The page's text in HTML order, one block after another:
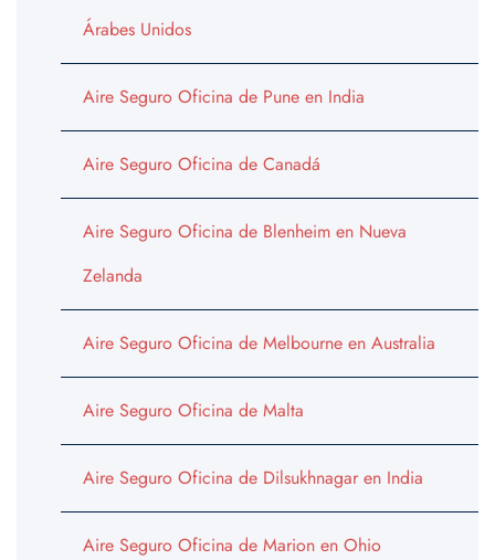
Árabes Unidos
Aire Seguro Oficina de Pune en India
Aire Seguro Oficina de Canadá
Aire Seguro Oficina de Blenheim en Nueva
Zelanda
Aire Seguro Oficina de Melbourne en Australia
Aire Seguro Oficina de Malta
Aire Seguro Oficina de Dilsukhnagar en India
Aire Seguro Oficina de Marion en Ohio